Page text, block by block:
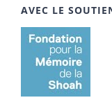
AVEC LE